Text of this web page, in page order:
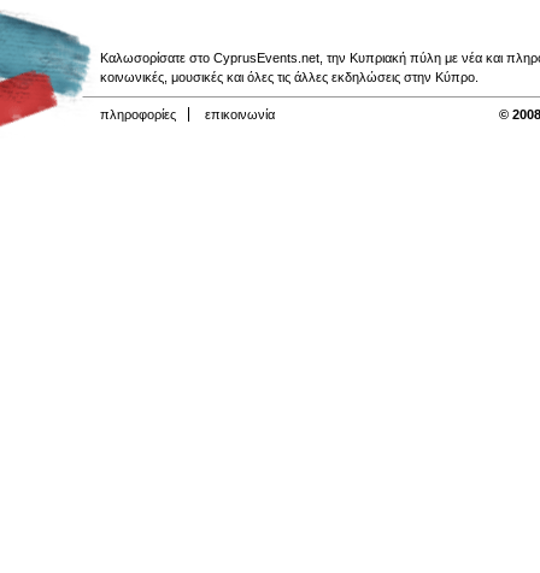
Καλωσορίσατε στο CyprusEvents.net, την Κυπριακή πύλη με νέα και
κοινωνικές, μουσικές και όλες τις άλλες εκδηλώσεις στην Κύπρο.
πληροφορίες επικοινωνία ©